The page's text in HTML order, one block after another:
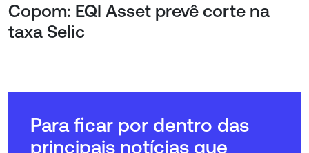
Copom: EQI Asset prevê corte na
taxa Selic
Para ficar por dentro das
principais notícias que